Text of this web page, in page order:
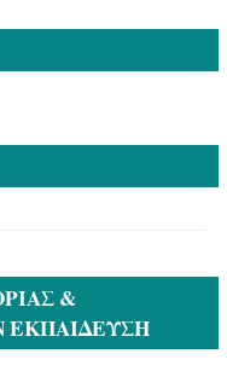
&
ΕΚΠΑΙΔΕΥΣΗ